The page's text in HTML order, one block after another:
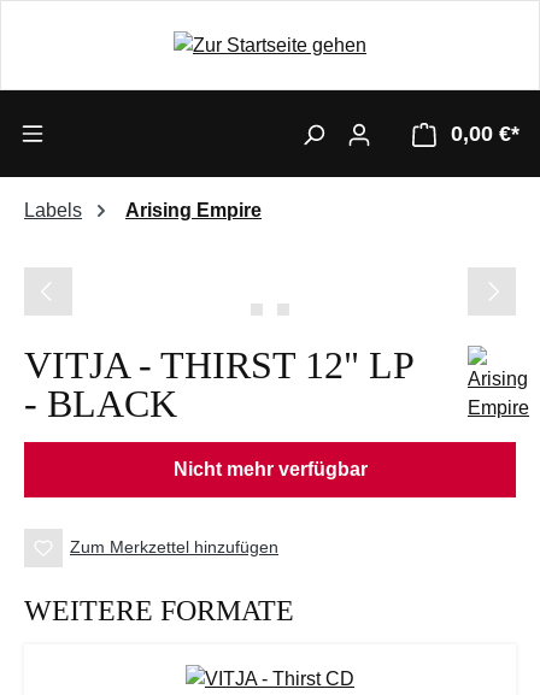
0,00 €*
Labels Arising Empire
VITJA - THIRST 12" LP
- BLACK
Nicht mehr verfügbar
Zum Merkzettel hinzufügen
WEITERE FORMATE